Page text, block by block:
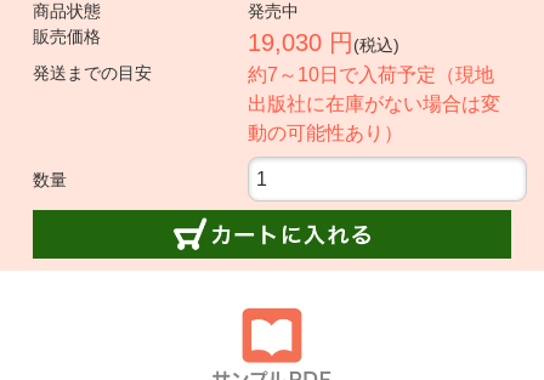
商品状態
発売中
販売価格
19,030 円 (税込)
発送までの目安
約7～10日で入荷予定（現地
出版社に在庫がない場合は変
動の可能性あり）
数量